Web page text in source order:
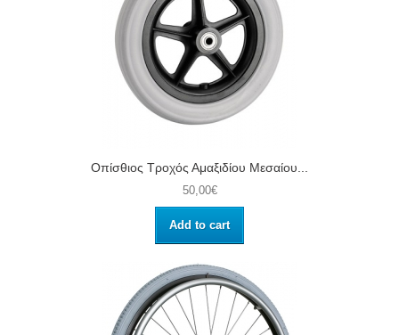
Οπίσθιος Τροχός Αμαξιδίου Μεσαίου...
50,00€
Add to cart